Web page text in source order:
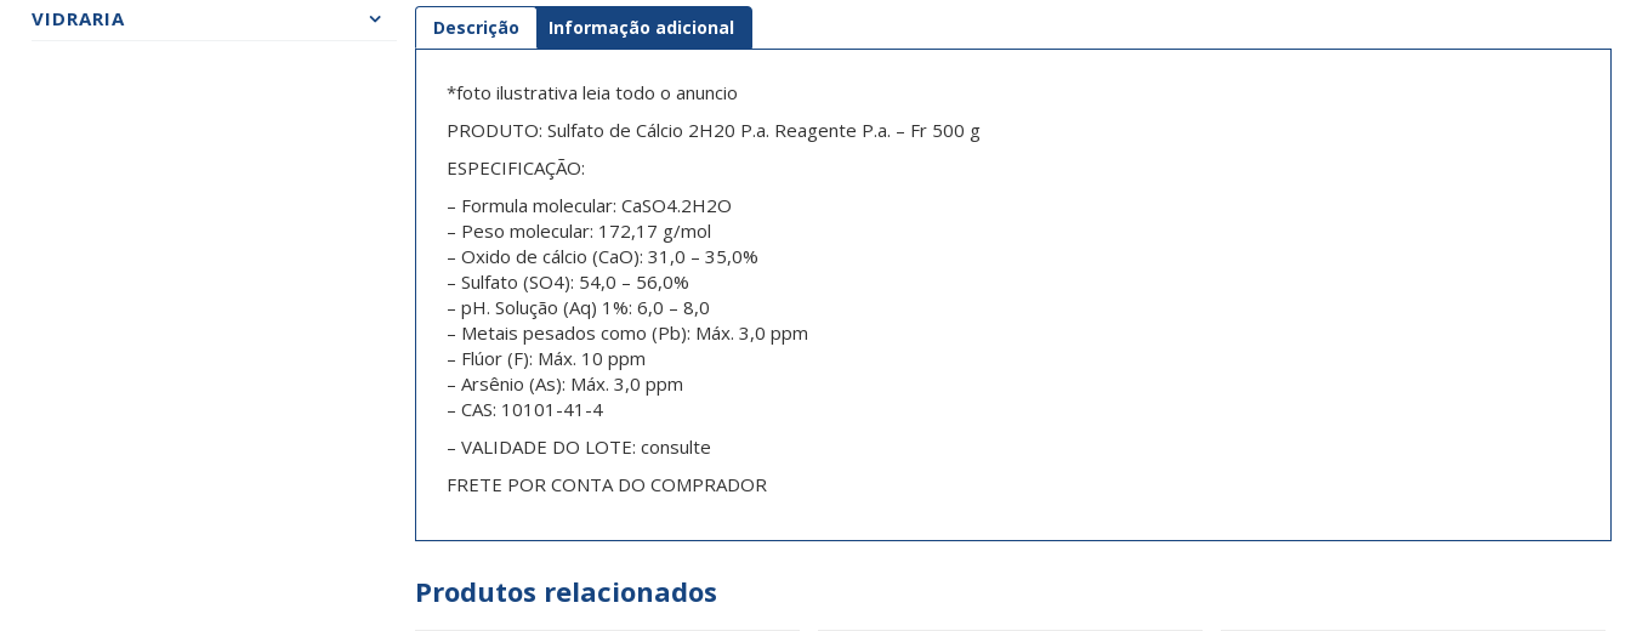
VIDRARIA
Descrição Informação adicional
*foto ilustrativa leia todo o anuncio
PRODUTO: Sulfato de Cálcio 2H20 P.a. Reagente P.a. – Fr 500 g
ESPECIFICAÇÃO:
– Formula molecular: CaSO4.2H2O
– Peso molecular: 172,17 g/mol
– Oxido de cálcio (CaO): 31,0 – 35,0%
– Sulfato (SO4): 54,0 – 56,0%
– pH. Solução (Aq) 1%: 6,0 – 8,0
– Metais pesados como (Pb): Máx. 3,0 ppm
– Flúor (F): Máx. 10 ppm
– Arsênio (As): Máx. 3,0 ppm
– CAS: 10101-41-4
– VALIDADE DO LOTE: consulte
FRETE POR CONTA DO COMPRADOR
Produtos relacionados